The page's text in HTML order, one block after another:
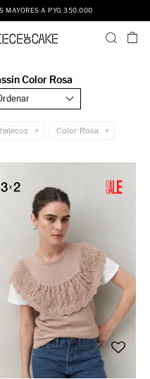
MAYORES A PYG 350.000
Color Rosa
Recomendados
Color: Rosa